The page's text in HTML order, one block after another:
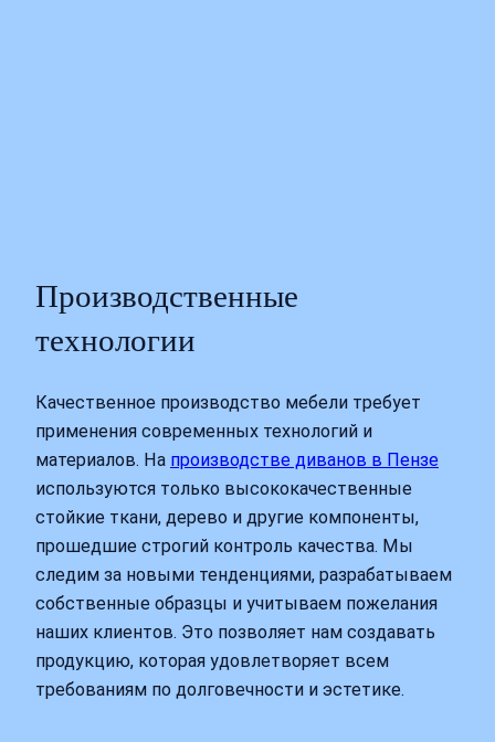
Производственные
технологии
Качественное производство мебели требует
применения современных технологий и
материалов. На производстве диванов в Пензе
используются только высококачественные
стойкие ткани, дерево и другие компоненты,
прошедшие строгий контроль качества. Мы
следим за новыми тенденциями, разрабатываем
собственные образцы и учитываем пожелания
наших клиентов. Это позволяет нам создавать
продукцию, которая удовлетворяет всем
требованиям по долговечности и эстетике.